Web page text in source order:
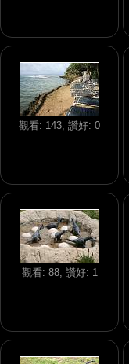
觀看: 143, 讚好: 0
觀看: 88, 讚好: 1